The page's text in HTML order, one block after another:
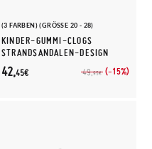
(3 FARBEN) (GRÖSSE 20 - 28)
KINDER-GUMMI-CLOGS
STRANDSANDALEN-DESIGN
49,95€ (-15%)
42,45€